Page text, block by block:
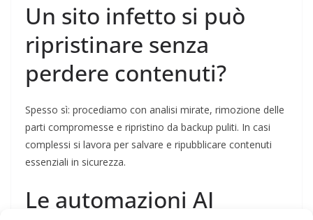
Un sito infetto si può
ripristinare senza
perdere contenuti?
Spesso sì: procediamo con analisi mirate, rimozione delle
parti compromesse e ripristino da backup puliti. In casi
complessi si lavora per salvare e ripubblicare contenuti
essenziali in sicurezza.
Le automazioni AI